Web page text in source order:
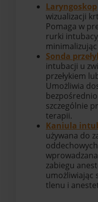
Laryngoskop
wizualizacji
Pomaga w
rurki
Sonda
intubacji u
przełykiem
Umożliwia
szczególnie
terapii.
Kaniula
używana do
zabiegu
umożliwiając
tlenu i